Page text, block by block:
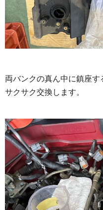
両バンクの真ん中に鎮座
サクサク交換します。